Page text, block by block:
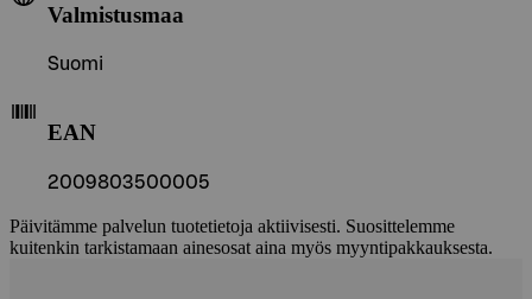
Valmistusmaa
Suomi
EAN
2009803500005
Päivitämme palvelun tuotetietoja aktiivisesti. Suosittelemme
kuitenkin tarkistamaan ainesosat aina myös myyntipakkauksesta.